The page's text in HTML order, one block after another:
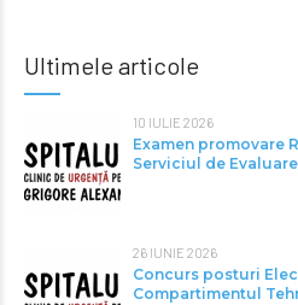
Ultimele articole
10 IULIE 2026
Examen promovare
Serviciul de
26 IUNIE 2026
Concurs posturi
Compartimentul